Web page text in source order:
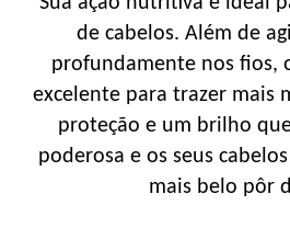
de cabelos. Além de
profundamente nos fios,
excelente para trazer mais
proteção e um brilho
poderosa e os seus
mais belo pôr